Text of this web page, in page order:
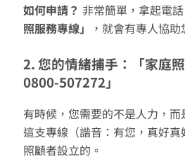
如何申請？ 非常簡單，拿起電話
照服務專線」
，就會有專人協助
2. 您的情緒捕手：「家庭
0800-507272」
有時候，您需要的不是人力，而
這支專線（諧音：有您，真好
照顧者設立的。